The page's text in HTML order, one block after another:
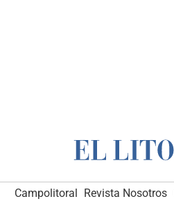
Campolitoral Revista Nosotros